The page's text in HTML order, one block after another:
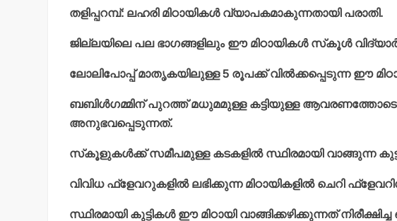
തളിപ്പറമ്പ്: ലഹരി മിഠായികള്‍ വ്യാപകമാകുന്നതായി പരാതി.
ജില്ലയിലെ പല ഭാഗങ്ങളിലും ഈ മിഠായികള്‍ സ്‌കൂള്‍
ലോലിപോപ്പ് മാതൃകയിലുള്ള 5 രൂപക്ക് വില്‍ക്കപ്പെടുന്ന ഈ
ബബിള്‍ഗമ്മിന് പുറത്ത് മധുമമുള്ള കട്ടിയുള്ള
അനുഭവപ്പെടുന്നത്.
സ്‌കൂളുകള്‍ക്ക് സമീപമുള്ള കടകളില്‍ സ്ഥിരമായി വാങ്ങുന്ന
വിവിധ ഫ്‌ളേവറുകളില്‍ ലഭിക്കുന്ന മിഠായികളില്‍ ചെറി
സ്ഥിരമായി കുട്ടികള്‍ ഈ മിഠായി വാങ്ങിക്കഴിക്കുന്നത്